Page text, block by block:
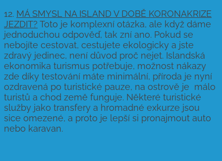
12. MÁ SMYSL NA ISLAND V DOBĚ KORONAKRIZE
JEZDIT? Toto je komplexní otázka, ale když dáme
jednoduchou odpověď, tak zní ano. Pokud se
nebojíte cestovat, cestujete ekologicky a jste
zdravý jedinec, není důvod proč nejet. Islandská
ekonomika turismus potřebuje, možnost nákazy
zde díky testování máte minimální, příroda je nyní
ozdravená po turistické pauze, na ostrově je málo
turistů a chod země funguje. Některé turistické
služby jako transfery a hromadné exkurze jsou
sice omezené, a proto je lepší si pronajmout auto
nebo karavan.